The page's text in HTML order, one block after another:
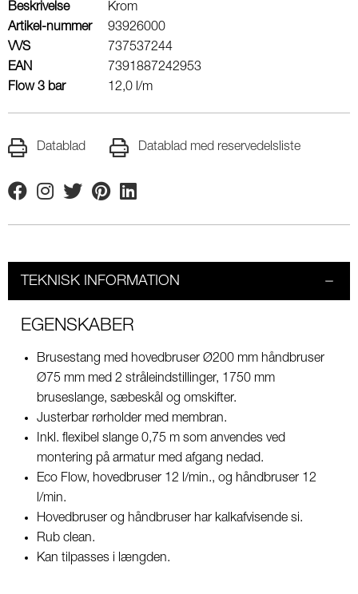
Beskrivelse
Krom
Artikel-nummer
93926000
VVS
737537244
EAN
7391887242953
Flow 3 bar
12,0 l/m
Datablad Datablad med reservedelsliste
FacebookInstagram
TwitterPinterestLinkedin
TEKNISK INFORMATION
EGENSKABER
Brusestang med hovedbruser Ø200 mm håndbruser
Ø75 mm med 2 stråleindstillinger, 1750 mm
bruseslange, sæbeskål og omskifter.
Justerbar rørholder med membran.
Inkl. flexibel slange 0,75 m som anvendes ved
montering på armatur med afgang nedad.
Eco Flow, hovedbruser 12 l/min., og håndbruser 12
l/min.
Hovedbruser og håndbruser har kalkafvisende si.
Rub clean.
Kan tilpasses i længden.